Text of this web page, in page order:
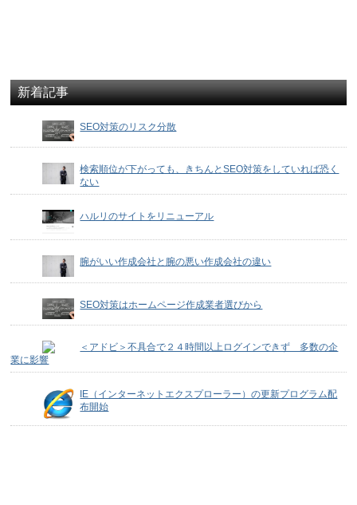
新着記事
SEO対策のリスク分散
検索順位が下がっても、きちんとSEO対策をしていれば恐く
ない
ハルリのサイトをリニューアル
腕がいい作成会社と腕の悪い作成会社の違い
SEO対策はホームページ作成業者選びから
＜アドビ＞不具合で２４時間以上ログインできず 多数の企
業に影響
IE（インターネットエクスプローラー）の更新プログラム配
布開始